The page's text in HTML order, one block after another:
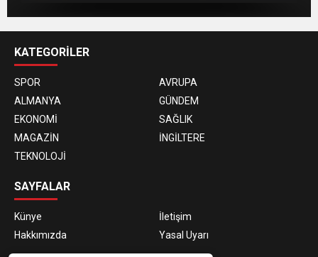
KATEGORİLER
SPOR
AVRUPA
ALMANYA
GÜNDEM
EKONOMİ
SAĞLIK
MAGAZİN
İNGİLTERE
TEKNOLOJİ
SAYFALAR
Künye
İletişim
Hakkımızda
Yasal Uyarı